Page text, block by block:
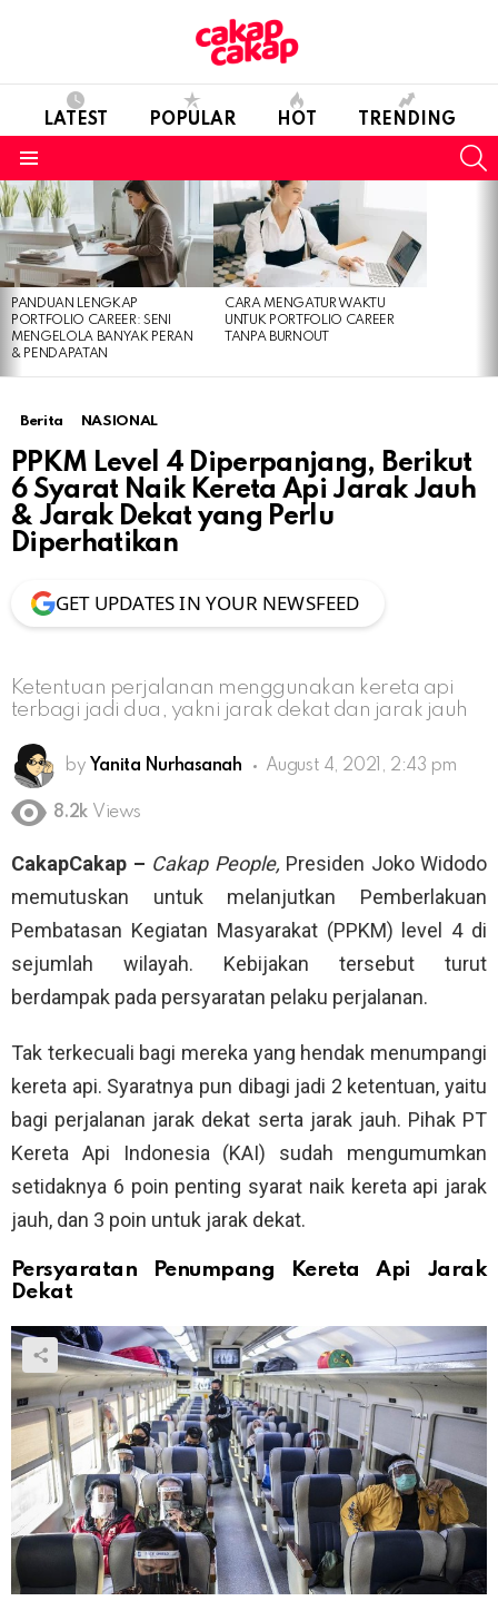
LATEST POPULAR HOT TRENDING
LATEST
STORIES
PANDUAN LENGKAP
PORTFOLIO CAREER: SENI
MENGELOLA BANYAK PERAN
& PENDAPATAN
CARA MENGATUR WAKTU
UNTUK PORTFOLIO CAREER
TANPA BURNOUT
Berita NASIONAL
PPKM Level 4 Diperpanjang, Berikut
6 Syarat Naik Kereta Api Jarak Jauh
& Jarak Dekat yang Perlu
Diperhatikan
GET UPDATES IN YOUR NEWSFEED
Ketentuan perjalanan menggunakan kereta api
terbagi jadi dua, yakni jarak dekat dan jarak jauh
by Yanita Nurhasanah August 4, 2021, 2:43 pm
8.2k Views
CakapCakap – Cakap People, Presiden Joko Widodo
memutuskan untuk melanjutkan Pemberlakuan
Pembatasan Kegiatan Masyarakat (PPKM) level 4 di
sejumlah wilayah. Kebijakan tersebut turut
berdampak pada persyaratan pelaku perjalanan.
Tak terkecuali bagi mereka yang hendak menumpangi
kereta api. Syaratnya pun dibagi jadi 2 ketentuan, yaitu
bagi perjalanan jarak dekat serta jarak jauh. Pihak PT
Kereta Api Indonesia (KAI) sudah mengumumkan
setidaknya 6 poin penting syarat naik kereta api jarak
jauh, dan 3 poin untuk jarak dekat.
Persyaratan Penumpang Kereta Api Jarak
Dekat